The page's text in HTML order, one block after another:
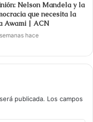
Nelson Mandela y la
que necesita la
Awami | ACN
hace
publicada. Los campos